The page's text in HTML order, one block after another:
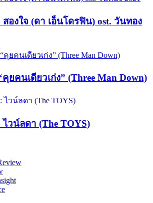
สองใจ (ดา เอ็นโดรฟิน) ost. วันทอง
คุยคนเดียวเก่ง” (Three Man Down)
ไวน์ลดา (The TOYS)